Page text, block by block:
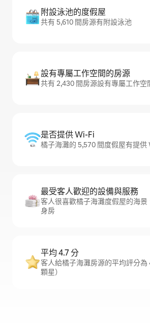
附設泳池的度假屋
共有 5,610 間房源有附設泳池
設有專屬工作空間的房源
共有 2,430 間房源設有專屬工作空
是否提供 Wi-Fi
橘子海灘的 5,570 間度假屋有提供
最受客人歡迎的設備與服務
客人很喜歡橘子海灘度假屋的海
身房
平均 4.7 分
客人給橘子海灘房源的平均評分為
顆星）